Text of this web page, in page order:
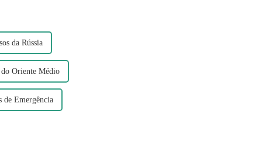
da Rússia
do Oriente Médio
de Emergência